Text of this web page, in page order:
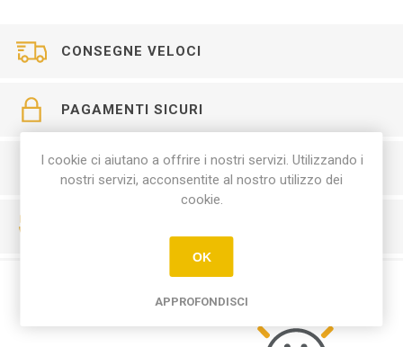
CONSEGNE VELOCI
PAGAMENTI SICURI
SERVIZIO CLIENTI
I cookie ci aiutano a offrire i nostri servizi. Utilizzando i
nostri servizi, acconsentite al nostro utilizzo dei
cookie.
OK
APPROFONDISCI